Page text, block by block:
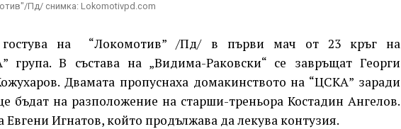
Пд/ снимка: Lokomotivpd.com
гостува на “Локомотив” /Пд/ в първи мач от 23 кръг на
група. В състава на „Видима-Раковски“ се завръщат Георги
Двамата пропуснаха домакинството на “ЦСКА” заради
бъдат на разположение на старши-треньора Костадин Ангелов.
Евгени Игнатов, който продължава да лекува контузия.